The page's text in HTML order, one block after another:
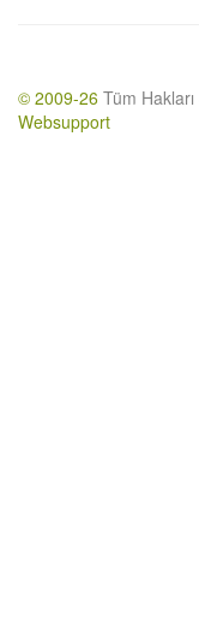
© 2009-26 Tüm Hakları
Websupport